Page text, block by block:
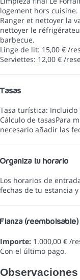
logement hors
Ranger et nettoyer la
nettoyer le
barbecue.
Linge de lit: 15,00 € /
Serviettes: 12,00 € /
Tasas
Tasa turística:
Cálculo de tasasPara
necesario añadir las
Organiza tu horario
Los horarios de
fechas de tu estancia
Fianza (reembolsable)
Importe: 1.000,00 € /
Con el último pago.
Observaciones